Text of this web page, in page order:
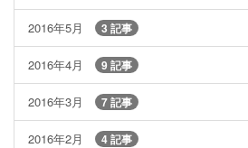
2016年5月 3 記事
2016年4月 9 記事
2016年3月 7 記事
2016年2月 4 記事